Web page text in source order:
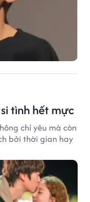
tình hết mực
chỉ yêu mà còn
bởi thời gian hay